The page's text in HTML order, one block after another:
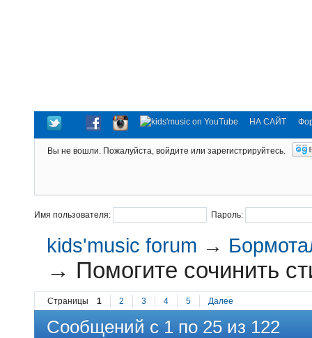
НА САЙТ
Вы не вошли. Пожалуйста, войдите или зарегистрируйтесь.
Имя пользователя: Пароль:
kids'music forum →
→ Помогите сочинить
Страницы 1 2 3 4 5 Далее
Сообщений с 1 по 25 из 122